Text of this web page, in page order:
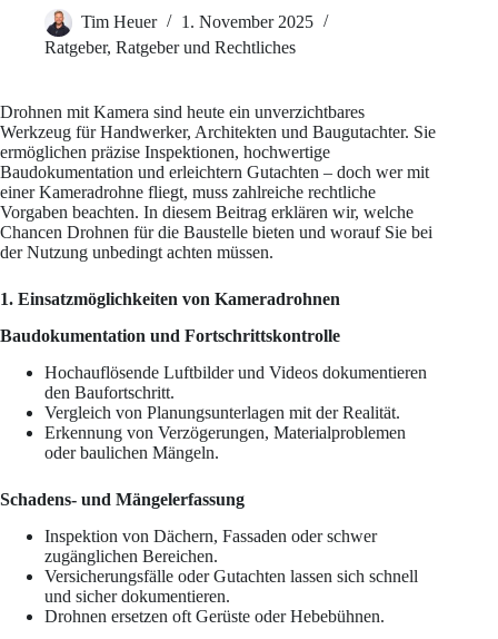
Tim Heuer
1. November 2025
Ratgeber, Ratgeber und Rechtliches
Drohnen mit Kamera sind heute ein unverzichtbares
Werkzeug für Handwerker, Architekten und Baugutachter. Sie
ermöglichen präzise Inspektionen, hochwertige
Baudokumentation und erleichtern Gutachten – doch wer mit
einer Kameradrohne fliegt, muss zahlreiche rechtliche
Vorgaben beachten. In diesem Beitrag erklären wir, welche
Chancen Drohnen für die Baustelle bieten und worauf Sie bei
der Nutzung unbedingt achten müssen.
1. Einsatzmöglichkeiten von Kameradrohnen
Baudokumentation und Fortschrittskontrolle
Hochauflösende Luftbilder und Videos dokumentieren
den Baufortschritt.
Vergleich von Planungsunterlagen mit der Realität.
Erkennung von Verzögerungen, Materialproblemen
oder baulichen Mängeln.
Schadens- und Mängelerfassung
Inspektion von Dächern, Fassaden oder schwer
zugänglichen Bereichen.
Versicherungsfälle oder Gutachten lassen sich schnell
und sicher dokumentieren.
Drohnen ersetzen oft Gerüste oder Hebebühnen.